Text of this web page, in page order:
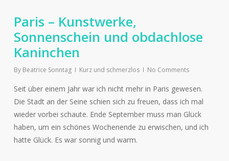
Paris – Kunstwerke,
Sonnenschein und obdachlose
Kaninchen
By Beatrice Sonntag Kurz und schmerzlos No Comments
Seit über einem Jahr war ich nicht mehr in Paris gewesen.
Die Stadt an der Seine schien sich zu freuen, dass ich mal
wieder vorbei schaute. Ende September muss man Glück
haben, um ein schönes Wochenende zu erwischen, und ich
hatte Glück. Es war sonnig und warm.